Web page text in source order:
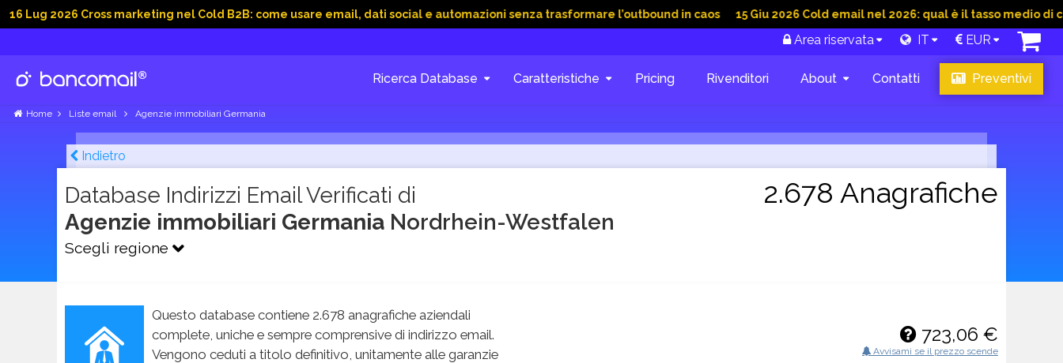
2026 Cross marketing nel Cold B2B: come usare email, dati social e automazioni senza trasformare l’outbound in caos 15 Giu 2026 Cold email nel 2026: qual è il tasso medio di
Area riservata IT EUR
Ricerca Database Caratteristiche Pricing Rivenditori About Contatti Preventivi
Home Liste email Agenzie immobiliari Germania
Indietro
Database Indirizzi Email Verificati di
Agenzie immobiliari Germania Nordrhein-Westfalen
Scegli regione
2.678 Anagrafiche
Questo database contiene 2.678 anagrafiche aziendali
complete, uniche e sempre comprensive di indirizzo email.
Vengono ceduti a titolo definitivo, unitamente alle garanzie
723,06 €
Avvisami se il prezzo scende